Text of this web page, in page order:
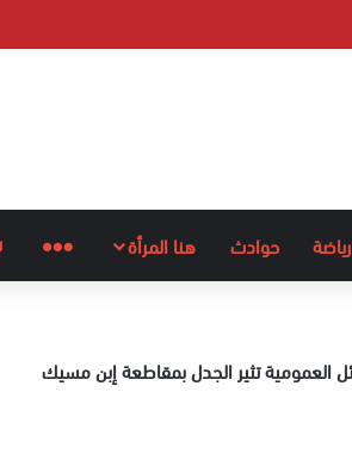
رياضة حوادث هنا المرأة المزيد
العمومية تثير الجدل بمقاطعة إبن مسيك